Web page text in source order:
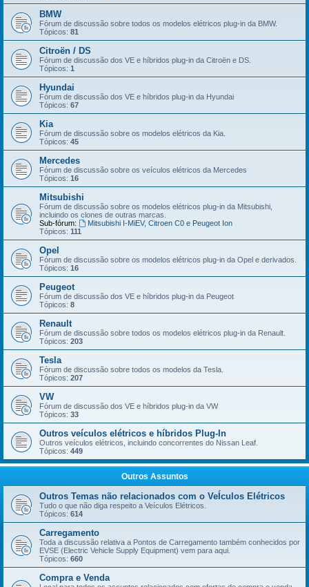
BMW
Fórum de discussão sobre todos os modelos elétricos plug-in da BMW.
Tópicos: 81
Citroën / DS
Fórum de discussão dos VE e híbridos plug-in da Citroën e DS.
Tópicos: 1
Hyundai
Fórum de discussão dos VE e híbridos plug-in da Hyundai
Tópicos: 67
Kia
Fórum de discussão sobre os modelos elétricos da Kia.
Tópicos: 45
Mercedes
Fórum de discussão sobre os veículos elétricos da Mercedes
Tópicos: 16
Mitsubishi
Fórum de discussão sobre os modelos elétricos plug-in da Mitsubishi,
incluindo os clones de outras marcas.
Sub-fórum:
Mitsubishi I-MiEV, Citroen C0 e Peugeot Ion
Tópicos: 111
Opel
Fórum de discussão sobre os modelos elétricos plug-in da Opel e derivados.
Tópicos: 16
Peugeot
Fórum de discussão dos VE e híbridos plug-in da Peugeot
Tópicos: 8
Renault
Fórum de discussão sobre todos os modelos elétricos plug-in da Renault.
Tópicos: 203
Tesla
Fórum de discussão sobre todos os modelos da Tesla.
Tópicos: 207
VW
Fórum de discussão dos VE e híbridos plug-in da VW
Tópicos: 33
Outros veículos elétricos e híbridos Plug-In
Outros veículos elétricos, incluindo concorrentes do Nissan Leaf.
Tópicos: 449
Outros Assuntos
Outros Temas não relacionados com o VeÍculos Elétricos
Tudo o que não diga respeito a Veículos Elétricos.
Tópicos: 614
Carregamento
Toda a discussão relativa a Pontos de Carregamento também conhecidos por
EVSE (Electric Vehicle Supply Equipment) vem para aqui.
Tópicos: 660
Compra e Venda